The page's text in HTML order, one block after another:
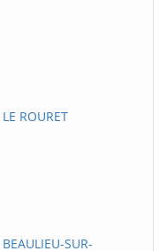
ROURET
SUR-